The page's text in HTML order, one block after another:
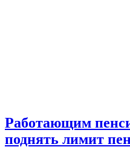
Работающим
поднять лимит